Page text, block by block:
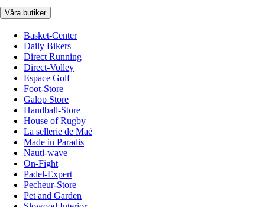
Våra butiker
Basket-Center
Daily Bikers
Direct Running
Direct-Volley
Espace Golf
Foot-Store
Galop Store
Handball-Store
House of Rugby
La sellerie de Maé
Made in Paradis
Nauti-wave
On-Fight
Padel-Expert
Pecheur-Store
Pet and Garden